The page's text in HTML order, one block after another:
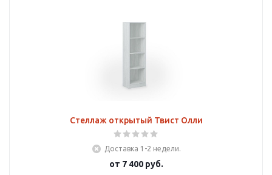
Стеллаж открытый Твист Олли
Доставка 1-2 недели.
от 7 400 руб.